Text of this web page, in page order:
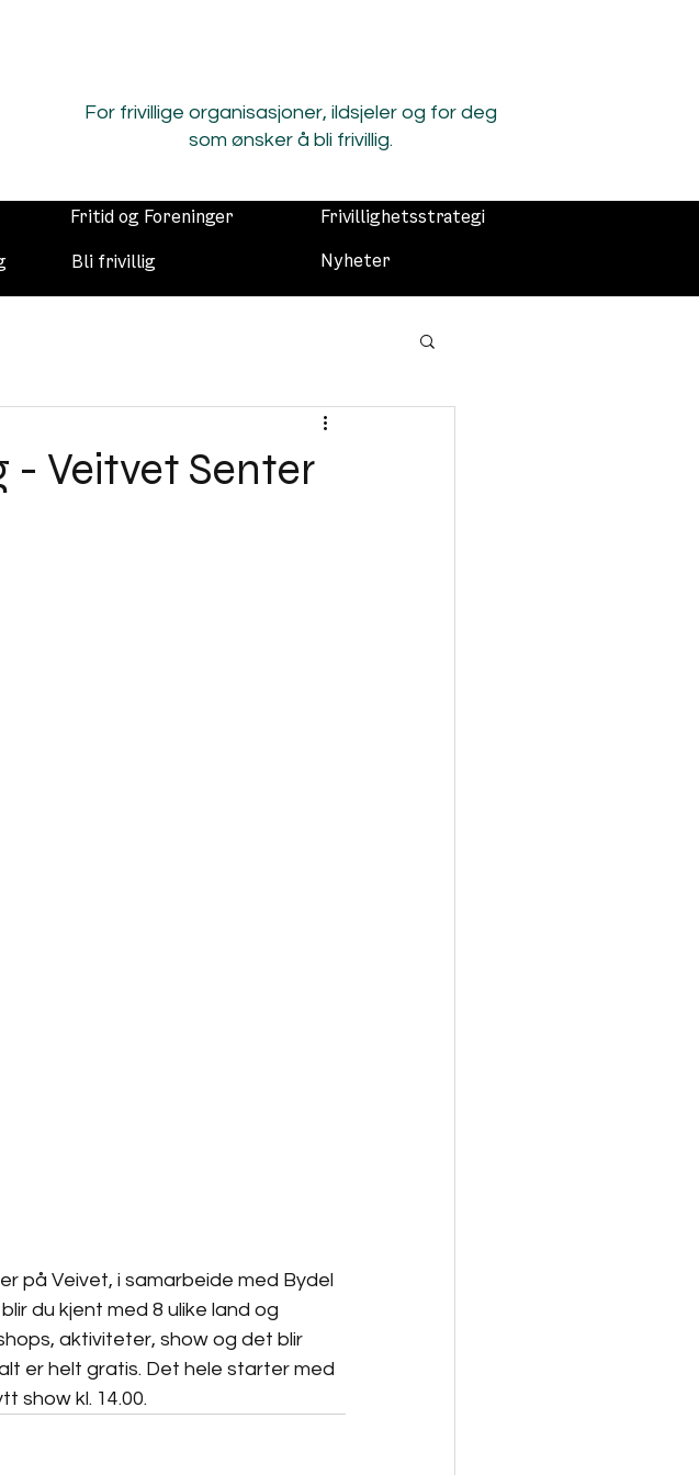
For frivillige organisasjoner, ildsjeler og for deg
som ønsker å bli frivillig.
Fritid og Foreninger
Bli frivillig
Frivillighetsstrategi
Nyheter
- Veitvet Senter
på Veivet, i samarbeide med Bydel
du kjent med 8 ulike land og
aktiviteter, show og det blir
er helt gratis. Det hele starter med
show kl. 14.00.